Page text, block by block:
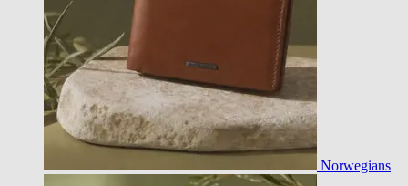
Norwegians